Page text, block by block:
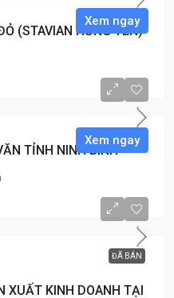
(STAVIAN HƯNG YÊN)
Xem ngay
TỈNH NINH BÌNH
Xem ngay
ĐÃ BÁN
XUẤT KINH DOANH TẠI